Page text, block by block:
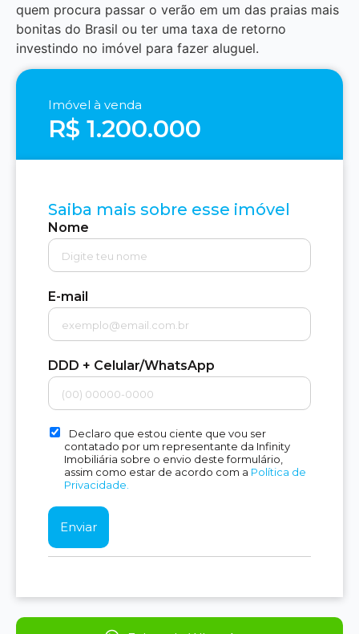
quem procura passar o verão em um das praias mais
bonitas do Brasil ou ter uma taxa de retorno
investindo no imóvel para fazer aluguel.
Imóvel à venda
R$ 1.200.000
Saiba mais sobre esse imóvel
Nome
E-mail
DDD + Celular/WhatsApp
Declaro que estou ciente que vou ser
contatado por um representante da Infinity
Imobiliária sobre o envio deste formulário,
assim como estar de acordo com a Política de
Privacidade.